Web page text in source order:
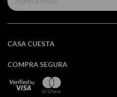
al
informativo:
CASA CUESTA
COMPRA SEGURA